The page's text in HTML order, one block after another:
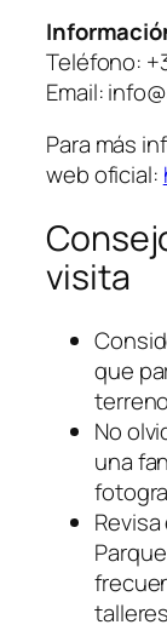
Teléfono:
Email:
Para más
web oficial:
visita
que
No
una